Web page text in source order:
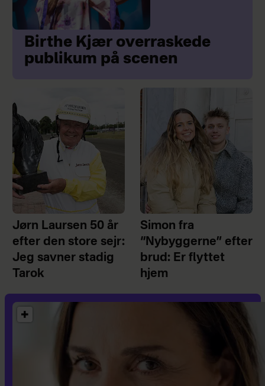
Birthe Kjær overraskede
publikum på scenen
Jørn Laursen 50 år
efter den store sejr:
Jeg savner stadig
Tarok
Simon fra
“Nybyggerne” efter
brud: Er flyttet
hjem